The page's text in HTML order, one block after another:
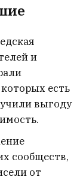
и
есть
выгоду
сообществ,
от